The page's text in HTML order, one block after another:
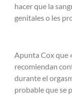
hacer que la
genitales o les
Apunta Cox que
recomiendan
durante el
probable que se